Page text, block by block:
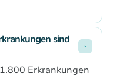
sind
Erkrankungen